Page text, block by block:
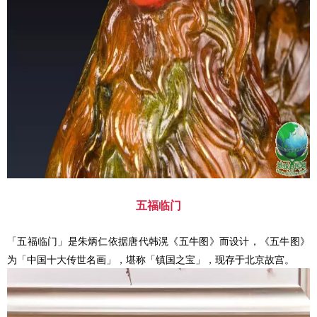
五福临门
「五福临门」是朱炳仁依据唐代韩滉《五牛图》而设计，《五牛图》
为「中国十大传世名画」，堪称「镇国之宝」，现存于北京故宫。